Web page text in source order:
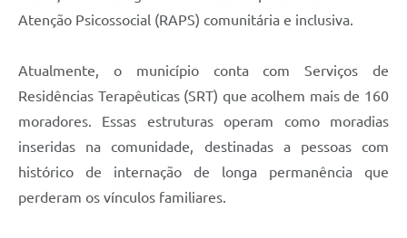
Atenção Psicossocial (RAPS) comunitária e inclusiva.
Atualmente, o município conta com Serviços de
Residências Terapêuticas (SRT) que acolhem mais de 160
moradores. Essas estruturas operam como moradias
inseridas na comunidade, destinadas a pessoas com
histórico de internação de longa permanência que
perderam os vínculos familiares.